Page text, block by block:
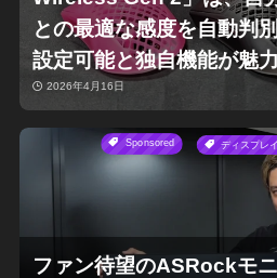
との最適な感度を自動判
設定可能と独自機能が魅
2026年4月16日
Sponsored ディスプレイ
ファン待望のASRockモ